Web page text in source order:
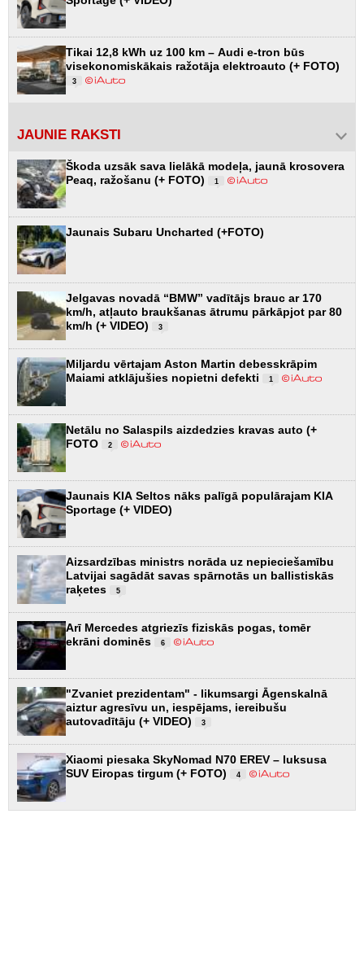
Tikai 12,8 kWh uz 100 km – Audi e-tron būs
visekonomiskākais ražotāja elektroauto (+ FOTO)
3
JAUNIE RAKSTI
Škoda uzsāk sava lielākā modeļa, jaunā krosovera
Peaq, ražošanu (+ FOTO)
1
Jaunais Subaru Uncharted (+FOTO)
Jelgavas novadā “BMW” vadītājs brauc ar 170
km/h, atļauto braukšanas ātrumu pārkāpjot par 80
km/h (+ VIDEO)
3
Miljardu vērtajam Aston Martin debesskrāpim
Maiami atklājušies nopietni defekti
1
Netālu no Salaspils aizdedzies kravas auto (+
FOTO
2
Jaunais KIA Seltos nāks palīgā populārajam KIA
Sportage (+ VIDEO)
Aizsardzības ministrs norāda uz nepieciešamību
Latvijai sagādāt savas spārnotās un ballistiskās
raķetes
5
Arī Mercedes atgriezīs fiziskās pogas, tomēr
ekrāni dominēs
6
"Zvaniet prezidentam" - likumsargi Āgenskalnā
aiztur agresīvu un, iespējams, iereibušu
autovadītāju (+ VIDEO)
3
Xiaomi piesaka SkyNomad N70 EREV – luksusa
SUV Eiropas tirgum (+ FOTO)
4